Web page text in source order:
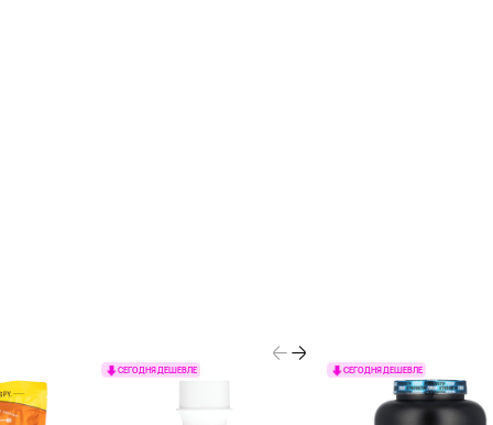
СЕГОДНЯ ДЕШЕВЛЕ СЕГОДНЯ ДЕШЕВЛЕ